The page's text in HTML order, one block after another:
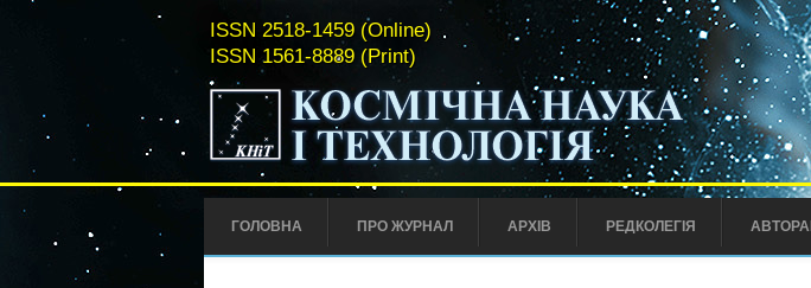
ISSN 2518-1459 (Online)
ISSN 1561-8889 (Print)
ГОЛОВНА ПРО ЖУРНАЛ АРХІВ РЕДКОЛЕГІЯ